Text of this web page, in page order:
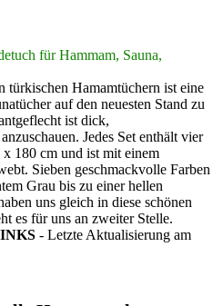
für Hammam, Sauna,
Hamamtüchern ist eine
auf den neuesten Stand zu
ist dick,
Jedes Set enthält vier
180 cm und ist mit einem
Sieben geschmackvolle Farben
Grau bis zu einer hellen
uns gleich in diese schönen
es für uns an zweiter Stelle.
- Letzte Aktualisierung am